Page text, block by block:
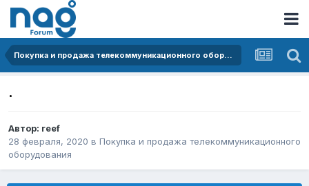
Покупка и продажа телекоммуникационного оборудования
.
Автор: reef
28 февраля, 2020 в Покупка и продажа телекоммуникационного
оборудования